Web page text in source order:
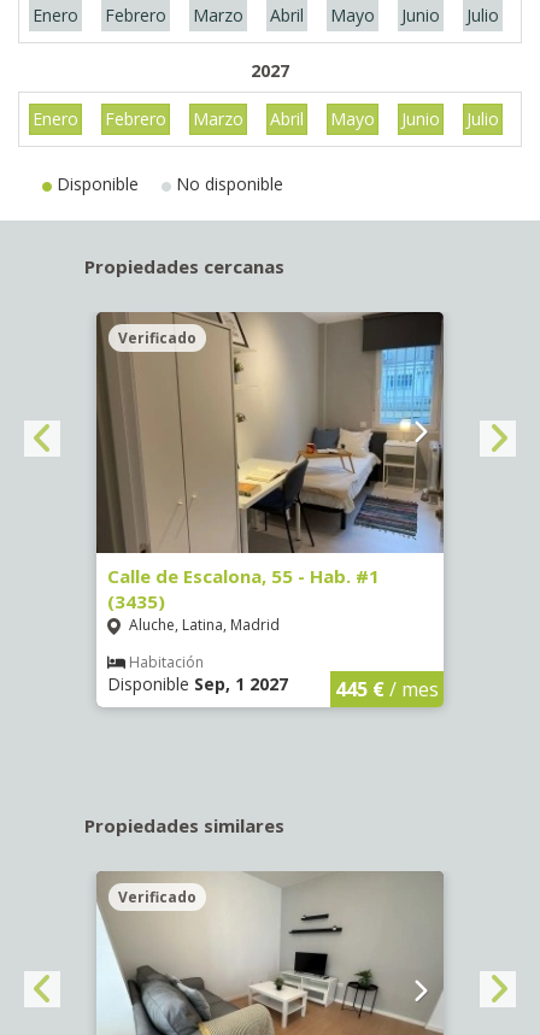
Enero Febrero Marzo Abril Mayo Junio Julio
2027
Enero Febrero Marzo Abril Mayo Junio Julio
Disponible No disponible
Propiedades cercanas
Verificado
Calle de Escalona, 55 - Hab. #1
(3435)
Aluche, Latina, Madrid
Habitación
Disponible Sep, 1 2027 445 €/ mes
Propiedades similares
Verificado